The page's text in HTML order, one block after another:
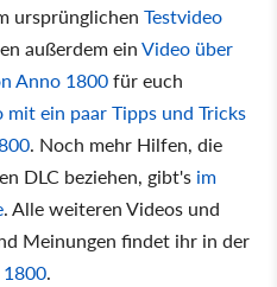
ursprünglichen Testvideo
außerdem einVideo über
Anno 1800für euch
mit ein paar Tipps und Tricks
. Noch mehr Hilfen, die
DLC beziehen, gibt's im
. Alle weiteren Videos und
Meinungen findet ihr in der
.